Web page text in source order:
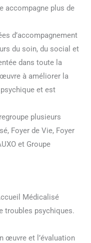
accompagne plus de
d’accompagnement
du soin, du social et
dans toute la
à améliorer la
et est
plusieurs
Foyer de Vie, Foyer
et Groupe
Médicalisé
troubles psychiques.
œuvre et l’évaluation